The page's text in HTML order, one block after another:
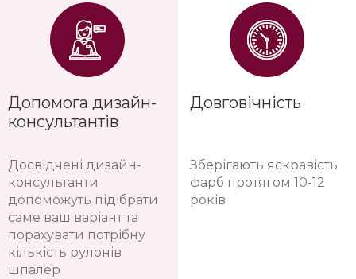
Допомога дизайн-
консультантів
Досвідчені дизайн-
консультанти
допоможуть підібрати
саме ваш варіант та
порахувати потрібну
кількість рулонів
шпалер
Довговічність
Зберігають яскравість
фарб протягом 10-12
років